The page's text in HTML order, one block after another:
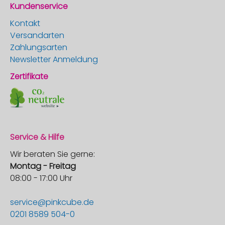
Kundenservice
Kontakt
Versandarten
Zahlungsarten
Newsletter Anmeldung
Zertifikate
Service & Hilfe
Wir beraten Sie gerne:
Montag - Freitag
08:00 - 17:00 Uhr
service@pinkcube.de
0201 8589 504-0